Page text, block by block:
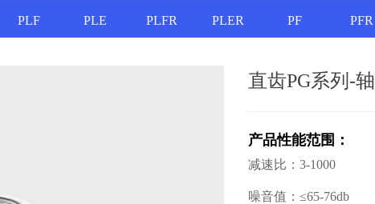
直齿PG系列-
减速比：3-1000
噪音值：≤65-76db
产品性能范围：
PLF PLE PLFR PLER PF PFR